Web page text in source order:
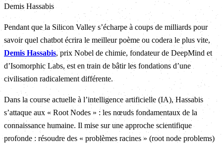
Demis Hassabis
Pendant que la Silicon Valley s’écharpe à coups de milliards pour
savoir quel chatbot écrira le meilleur poème ou codera le plus vite,
Demis Hassabis, prix Nobel de chimie, fondateur de DeepMind et
d’Isomorphic Labs, est en train de bâtir les fondations d’une
civilisation radicalement différente.
Dans la course actuelle à l’intelligence artificielle (IA), Hassabis
s’attaque aux « Root Nodes » : les nœuds fondamentaux de la
connaissance humaine. Il mise sur une approche scientifique
profonde : résoudre des « problèmes racines » (root node problems)